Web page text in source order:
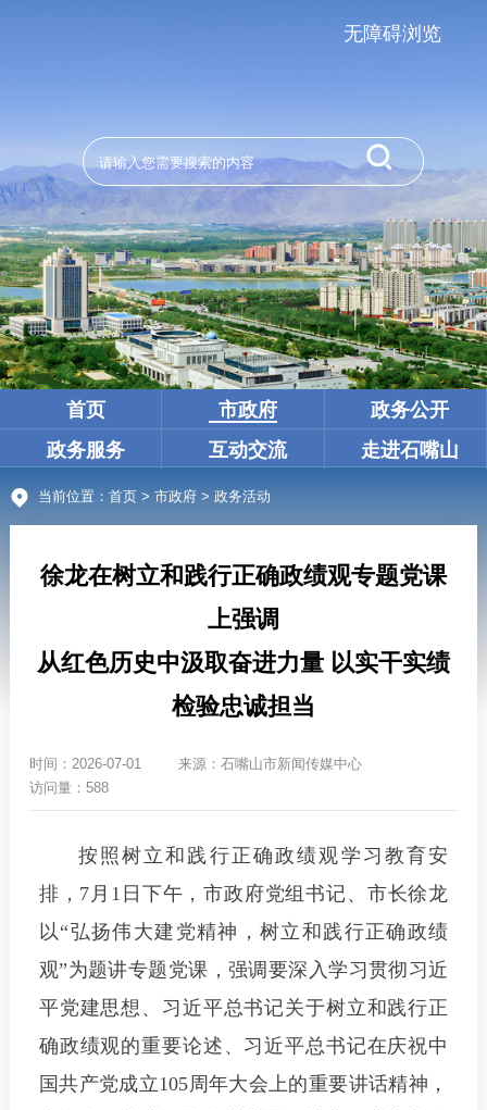
无障碍浏览
首页 市政府
政务公开
政务服务
互动交流 走进石嘴山
当前位置： 首页> 市政府> 政务活动
徐龙在树立和践行正确政绩观专题党课
上强调
从红色历史中汲取奋进力量 以实干实绩
检验忠诚担当
时间： 2026-07-01 来源： 石嘴山市新闻传媒中心
访问量：588
按照树立和践行正确政绩观学习教育安
排，7月1日下午，市政府党组书记、市长徐龙
以“弘扬伟大建党精神，树立和践行正确政绩
观”为题讲专题党课，强调要深入学习贯彻习近
平党建思想、习近平总书记关于树立和践行正
确政绩观的重要论述、习近平总书记在庆祝中
国共产党成立105周年大会上的重要讲话精神，